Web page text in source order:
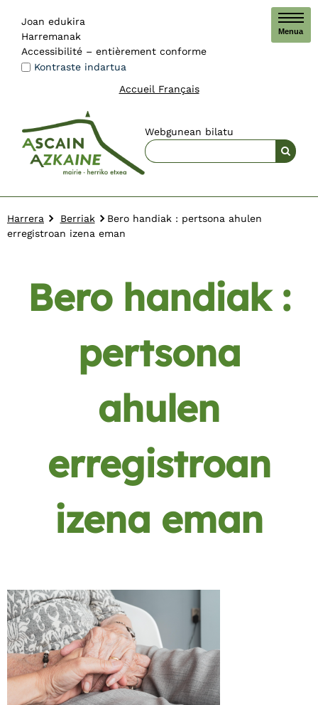
Joan edukira
Harremanak
Accessibilité – entièrement conforme
Kontraste indartua
Accueil Français
Webgunean bilatu
Menua
Harrera Berriak
Bero handiak : pertsona ahulen
erregistroan izena eman
Bero handiak :
pertsona
ahulen
erregistroan
izena eman